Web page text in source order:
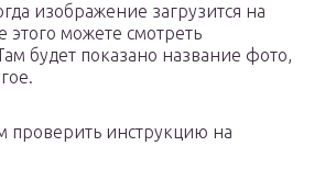
изображение загрузится на
этого можете смотреть
будет показано название фото,
проверить инструкцию на